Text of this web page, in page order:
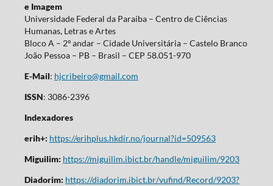
e Imagem
Universidade Federal da Paraíba – Centro de Ciências
Humanas, Letras e Artes
Bloco A – 2º andar – Cidade Universitária – Castelo Branco
João Pessoa – PB – Brasil – CEP 58.051-970
E-Mail: hjcribeiro@gmail.com
ISSN: 3086-2396
Indexadores
erih+: https://erihplus.hkdir.no/journal?id=509563
Miguilim: https://miguilim.ibict.br/handle/miguilim/9203
Diadorim: https://diadorim.ibict.br/vufind/Record/9203?